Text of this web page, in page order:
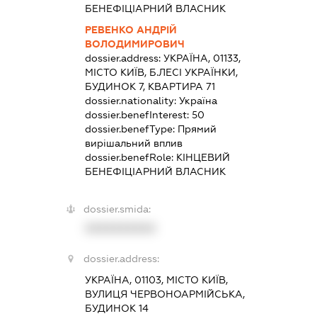
БЕНЕФІЦІАРНИЙ ВЛАСНИК
РЕВЕНКО АНДРІЙ
ВОЛОДИМИРОВИЧ
dossier.address: УКРАЇНА, 01133,
МІСТО КИЇВ, Б.ЛЕСІ УКРАЇНКИ,
БУДИНОК 7, КВАРТИРА 71
dossier.nationality: Україна
dossier.benefInterest: 50
dossier.benefType: Прямий
вирішальний вплив
dossier.benefRole: КІНЦЕВИЙ
БЕНЕФІЦІАРНИЙ ВЛАСНИК
dossier.smida:
dossier.address:
УКРАЇНА, 01103, МІСТО КИЇВ,
ВУЛИЦЯ ЧЕРВОНОАРМІЙСЬКА,
БУДИНОК 14